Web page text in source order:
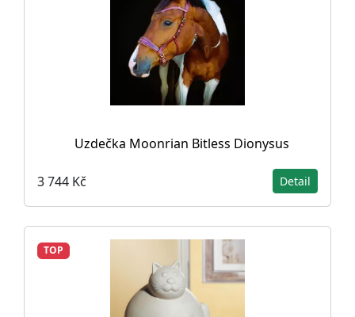
Uzdečka Moonrian Bitless Dionysus
3 744 Kč Detail
TOP